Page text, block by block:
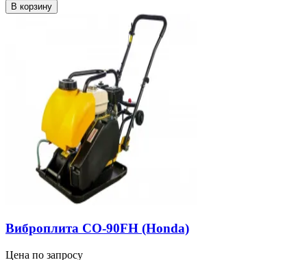
В корзину
Виброплита СО-90FH (Honda)
Цена по запросу